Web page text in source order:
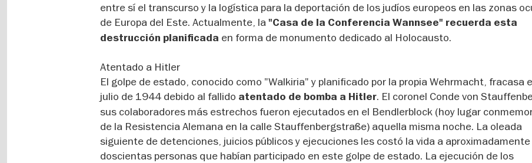
entre sí el transcurso y la logística para la deportación de los judíos europeos en las zonas
de Europa del Este. Actualmente, la"Casa de la Conferencia Wannsee" recuerda esta
destrucción planificada en forma de monumento dedicado al Holocausto.
Atentado a Hitler
El golpe de estado, conocido como "Walkiria" y planificado por la propia Wehrmacht, fracasa
julio de 1944 debido al fallido atentado de bomba a Hitler. El coronel Conde von
sus colaboradores más estrechos fueron ejecutados en el Bendlerblock (hoy lugar
de la Resistencia Alemana en la calle Stauffenbergstraße) aquella misma noche. La oleada
siguiente de detenciones, juicios públicos y ejecuciones les costó la vida a aproximadamente
doscientas personas que habían participado en este golpe de estado. La ejecución de los